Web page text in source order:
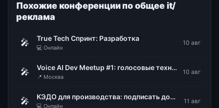
Похожие конференции по общее it/
реклама
🎤 True Tech Спринт: Разработка
💻 Онлайн
10 авг
🎤 Voice AI Dev Meetup #1: голосовые технологии в продакшене
📍 Москва
10 авг
🎤 КЭДО для производства: подписать документы, не снимая каски и перчаток
💻 Онлайн
11 авг